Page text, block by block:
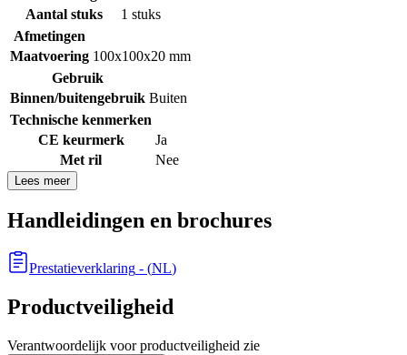
Aantal stuks
1 stuks
Afmetingen
Maatvoering 100x100x20 mm
Gebruik
Binnen/buitengebruik Buiten
Technische kenmerken
CE keurmerk
Ja
Met ril
Nee
Lees meer
Handleidingen en brochures
Prestatieverklaring - (NL)
Productveiligheid
Verantwoordelijk voor productveiligheid zie